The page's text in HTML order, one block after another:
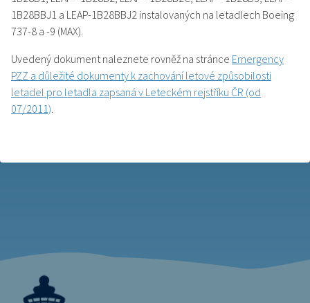
1B28BBJ1 a LEAP-1B28BBJ2 instalovaných na letadlech Boeing
737-8 a -9 (MAX).
Uvedený dokument naleznete rovněž na stránce Emergency
PZZ a důležité dokumenty k zachování letové způsobilosti
letadel pro letadla zapsaná v Leteckém rejstříku ČR (od
07/2011).